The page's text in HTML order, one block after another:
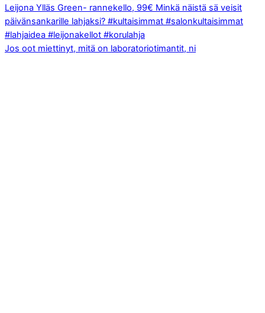
Jos oot miettinyt, mitä on laboratoriotimantit, ni